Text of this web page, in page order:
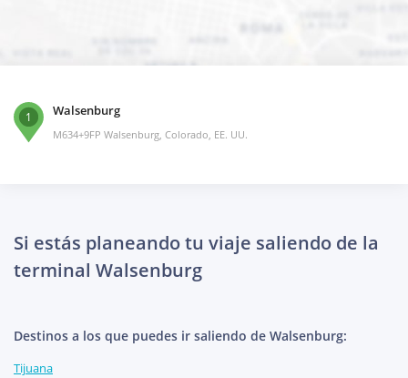
1 Walsenburg
M634+9FP Walsenburg, Colorado, EE. UU.
Si estás planeando tu viaje saliendo de la
terminal Walsenburg
Destinos a los que puedes ir saliendo de Walsenburg:
Tijuana